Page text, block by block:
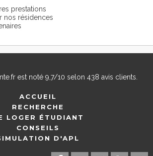
prestations
nos résidences
est noté 9,7/10 selon 438 avis clients.
ACCUEIL
RECHERCHE
LOGER ÉTUDIANT
CONSEILS
D'APL